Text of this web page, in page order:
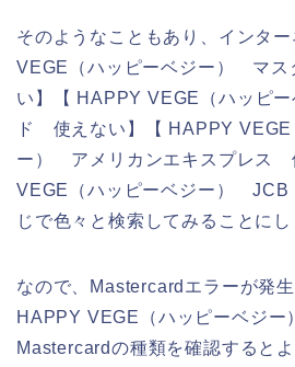
そのようなこともあり、インタ
VEGE（ハッピーベジー） マ
い】【 HAPPY VEGE（ハッピ
ド 使えない】【 HAPPY VEGE
ー） アメリカンエキスプレス
VEGE（ハッピーベジー）
じで色々と検索してみることにし
なので、Mastercardエラーが発生
HAPPY VEGE（ハッピーベジー
Mastercardの種類を確認すると